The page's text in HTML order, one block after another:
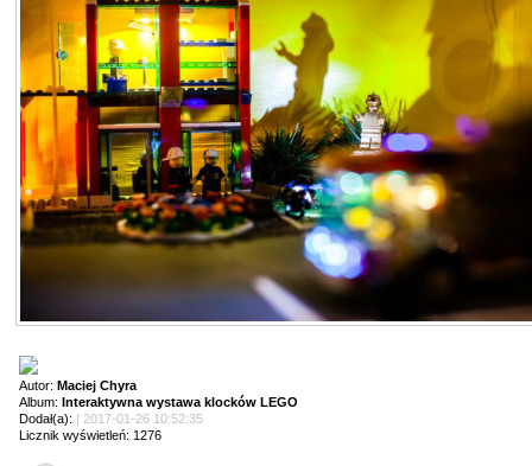
Autor: Maciej Chyra
Album: Interaktywna wystawa klocków LEGO
Dodał(a):
| 2017-01-26 10:52:35
Licznik wyświetleń: 1276